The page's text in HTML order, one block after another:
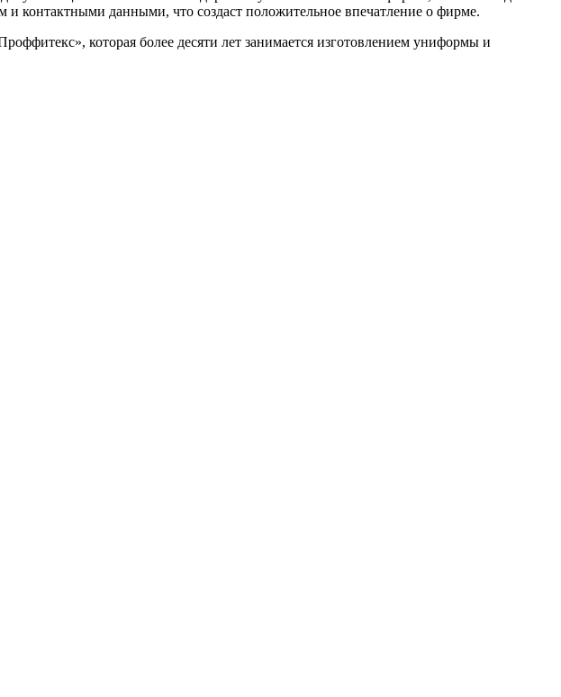
контактными данными, что создаст положительное впечатление о фирме.
которая более десяти лет занимается изготовлением униформы и